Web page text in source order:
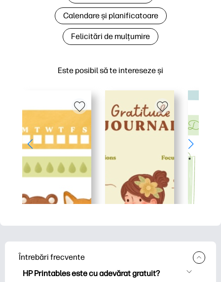
Este posibil să te intereseze și
Calendare și planificatoare
Felicitări de mulțumire
Întrebări frecvente
HP Printables este cu adevărat gratuit?